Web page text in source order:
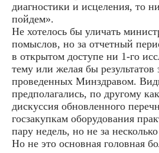
диагностики и исцеления, то
пойдем».
Не хотелось бы уличать
помыслов, но за отчетный
в открытом доступе ни 1-го
тему или желая бы результатов
проведенных Минздравом.
предполагались, по другому
дискуссия обновленного
госзакупкам оборудования
пару недель, но не за
Но не это основная головная